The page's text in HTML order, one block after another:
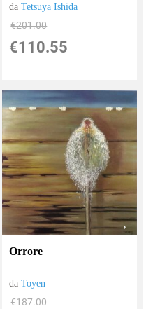
daTetsuya Ishida
€201.00
€110.55
Orrore
daToyen
€187.00